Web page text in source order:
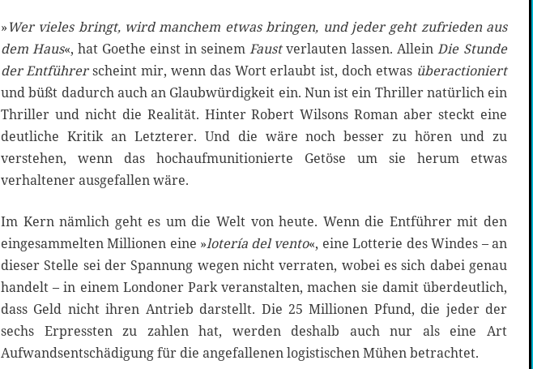
6
»Wer vieles bringt, wird manchem etwas bringen, und jeder geht zufrieden aus
dem Haus«, hat Goethe einst in seinem Faustverlauten lassen. Allein Die Stunde
der Entführerscheint mir, wenn das Wort erlaubt ist, doch etwas überactioniert
und büßt dadurch auch an Glaubwürdigkeit ein. Nun ist ein Thriller natürlich ein
Thriller und nicht die Realität. Hinter Robert Wilsons Roman aber steckt eine
deutliche Kritik an Letzterer. Und die wäre noch besser zu hören und zu
verstehen, wenn das hochaufmunitionierte Getöse um sie herum etwas
verhaltener ausgefallen wäre.
Im Kern nämlich geht es um die Welt von heute. Wenn die Entführer mit den
eingesammelten Millionen eine »lotería del vento«, eine Lotterie des Windes – an
dieser Stelle sei der Spannung wegen nicht verraten, wobei es sich dabei genau
handelt – in einem Londoner Park veranstalten, machen sie damit überdeutlich,
dass Geld nicht ihren Antrieb darstellt. Die 25 Millionen Pfund, die jeder der
sechs Erpressten zu zahlen hat, werden deshalb auch nur als eine Art
Aufwandsentschädigung für die angefallenen logistischen Mühen betrachtet.